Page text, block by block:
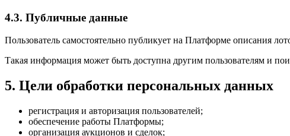
4.3. Публичные данные
Пользователь самостоятельно публикует на Платформе описания
Такая информация может быть доступна другим пользователям и
5. Цели обработки персональных данных
регистрация и авторизация пользователей;
обеспечение работы Платформы;
организация аукционов и сделок;